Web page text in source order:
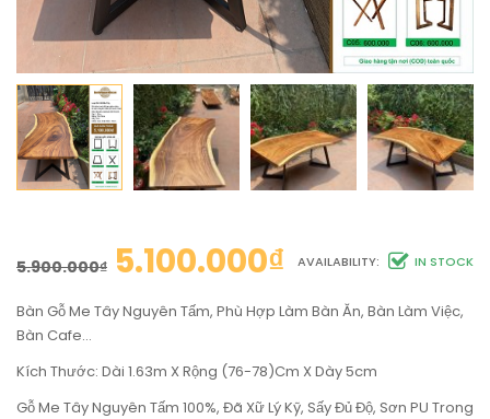
5.900.000₫ 5.100.000₫ AVAILABILITY: IN STOCK
Bàn Gỗ Me Tây Nguyên Tấm, Phù Hợp Làm Bàn Ăn, Bàn Làm Việc,
Bàn Cafe…
Kích Thước: Dài 1.63m X Rộng (76-78)cm X Dày 5cm
Gỗ Me Tây Nguyên Tấm 100%, Đã Xữ Lý Kỹ, Sấy Đủ Độ, Sơn PU Trong